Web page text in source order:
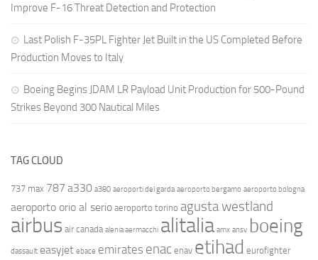
Improve F-16 Threat Detection and Protection
Last Polish F-35PL Fighter Jet Built in the US Completed Before
Production Moves to Italy
Boeing Begins JDAM LR Payload Unit Production for 500-Pound
Strikes Beyond 300 Nautical Miles
TAG CLOUD
737 max 787 a330 a380 aeroporti del garda aeroporto bergamo aeroporto bologna
aeroporto orio al serio aeroporto torino agusta westland
airbus air canada alenia aermacchi alitalia amx ansv boeing
dassault easyjet ebace emirates enac enav etihad eurofighter